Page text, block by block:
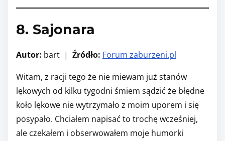
8. Sajonara
Autor: bart | Źródło: Forum zaburzeni.pl
Witam, z racji tego że nie miewam już stanów
lękowych od kilku tygodni śmiem sądzić że błędne
koło lękowe nie wytrzymało z moim uporem i się
posypało. Chciałem napisać to trochę wcześniej,
ale czekałem i obserwowałem moje humorki